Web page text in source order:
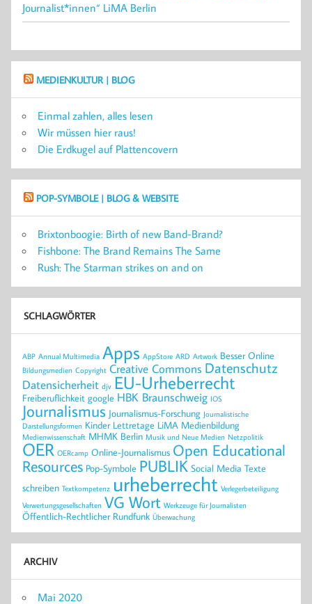
Journalist*innen“ LiMA Berlin
MEDIENKULTUR | BLOG
Einmal zahlen, alles lesen
Wir müssen hier raus!
Die Erdkugel auf Plattencovern
POP-SYMBOLE | BLOG & WEBSITE
Brixtonboogie: Birth of new Band-Brand?
Fishbone: The Brand Remains The Same
Rush: The Starman strikes on and on
SCHLAGWÖRTER
ABP Annual Multimedia Apps AppStore ARD Artwork Besser Online
Bildungsmedien Copyright Creative Commons Datenschutz
Datensicherheit djv EU-Urheberrecht
Freiberuflichkeit google HBK Braunschweig IOS
Journalismus Journalismus-Forschung Journalistische
Darstellungsformen Kinder Lettretage LiMA Medienbildung
Medienwissenschaft MHMK Berlin Musik und Neue Medien Netzpolitik
OER OERcamp Online-Journalismus Open Educational
Resources Pop-Symbole PUBLIK Social Media Texte
schreiben Textkompetenz urheberrecht Verlegerbeteiligung
Verwertungsgesellschaften VG Wort Werkzeuge für Journalisten
Öffentlich-Rechtlicher Rundfunk Überwachung
ARCHIV
Mai 2020